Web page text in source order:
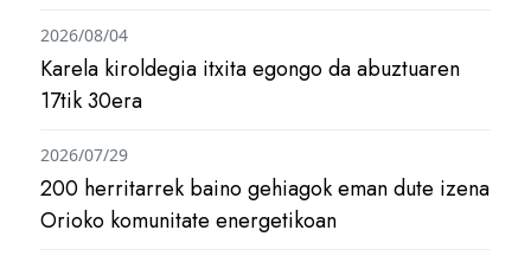
Karela kiroldegia itxita egongo da abuztuaren
17tik 30era
2026/08/04
200 herritarrek baino gehiagok eman dute izena
Orioko komunitate energetikoan
2026/07/29